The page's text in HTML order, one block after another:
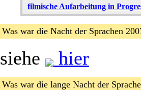
filmische Aufarbeitung in
Was war die Nacht der Sprachen
siehe hier
Was war die lange Nacht der